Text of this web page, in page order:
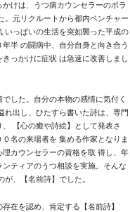
かけは、うつ病カウンセラーのボラ
。元リクルートから都内ベンチャー
いっぱいの生活を突如襲った平成の
年半 の闘病中、自分自身と向き合う
きっかけに症状 は急速に改善しまし
でした。自分の本物の感情に気付く
れ出し、ひたすら書いた詩は、専門
、 【心の癒や詩絵】として発表さ
０名の来場者を 集める作家となりま
理カウンセラーの資格を取 得し、年
ンティアのうつ相談を実施。そんな
が、【名前詩】でした。
在を認め、肯定する【名前詩】